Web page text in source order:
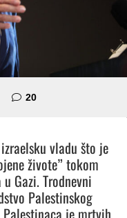
20komentara
vladu što je
živote” tokom
Gazi. Trodnevni
Palestinskog
je mrtvih,